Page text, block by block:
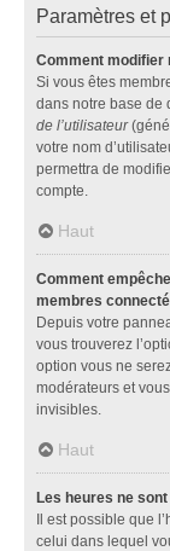
Paramètres et
Comment modifier
Si vous êtes
dans notre base de
de l’utilisateur
votre nom
permettra de
compte.
Haut
Comment
membres
Depuis votre
vous trouverez
option vous ne
modérateurs et
invisibles.
Haut
Les heures ne
Il est possible que
celui dans lequel